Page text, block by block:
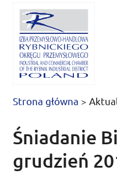
Strona główna >
Śniadanie
grudzień